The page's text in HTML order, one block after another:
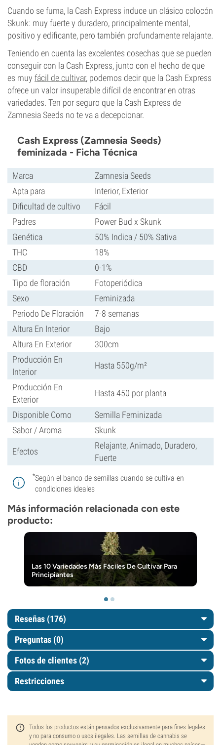
Cuando se fuma, la Cash Express induce un clásico colocón
Skunk: muy fuerte y duradero, principalmente mental,
positivo y edificante, pero también profundamente relajante.
Teniendo en cuenta las excelentes cosechas que se pueden
conseguir con la Cash Express, junto con el hecho de que
es muy fácil de cultivar, podemos decir que la Cash Express
ofrece un valor insuperable difícil de encontrar en otras
variedades. Ten por seguro que la Cash Express de
Zamnesia Seeds no te va a decepcionar.
Cash Express (Zamnesia Seeds)
feminizada - Ficha Técnica
Marca
Zamnesia Seeds
Apta para
Interior, Exterior
Dificultad de cultivo
Fácil
Padres
Power Bud x Skunk
Genética
50% Indica / 50% Sativa
THC
18%
CBD
0-1%
Tipo de floración
Fotoperiódica
Sexo
Feminizada
Periodo De Floración
7-8 semanas
Altura En Interior
Bajo
Altura En Exterior
300cm
Producción En
Interior
Hasta 550g/m²
Producción En
Exterior
Hasta 450 por planta
Disponible Como
Semilla Feminizada
Sabor / Aroma
Skunk
Efectos
Relajante, Animado, Duradero,
Fuerte
*Según el banco de semillas cuando se cultiva en
condiciones ideales
Más información relacionada con este
producto:
Las 10 Variedades Más Fáciles De Cultivar Para
Principiantes
Reseñas (176)
Preguntas (0)
Fotos de clientes (2)
Restricciones
Todos los productos están pensados exclusivamente para fines legales
y no para consumo o usos ilegales. Las semillas de cannabis se